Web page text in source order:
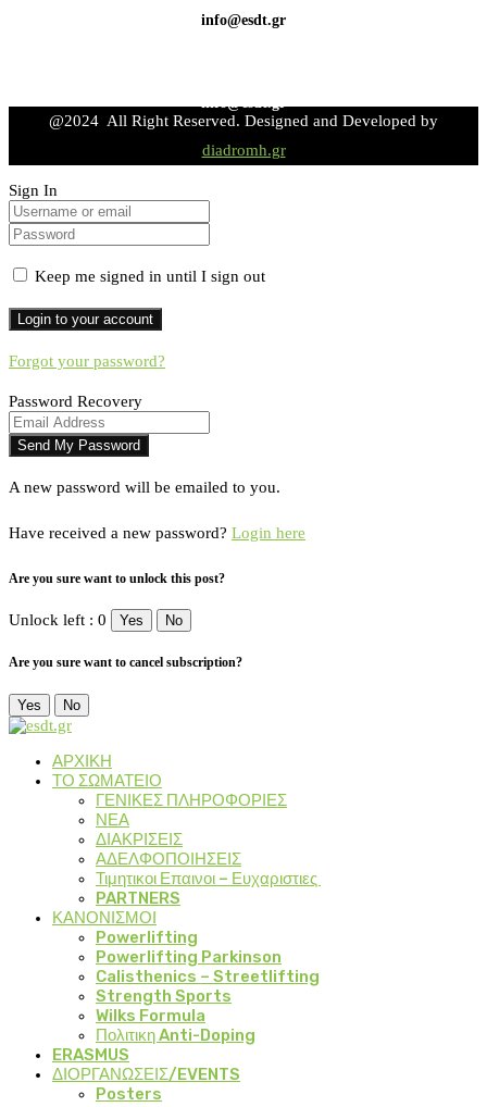
info@esdt.gr
info@esdt.gr
@2024 All Right Reserved. Designed and Developed by
diadromh.gr
Sign In
Keep me signed in until I sign out
Forgot your password?
Password Recovery
A new password will be emailed to you.
Have received a new password? Login here
Are you sure want to unlock this post?
Unlock left : 0 Yes No
Are you sure want to cancel subscription?
Yes No
ΑΡΧΙΚΗ
ΤΟ ΣΩΜΑΤΕΙΟ
ΓΕΝΙΚΕΣ ΠΛΗΡΟΦΟΡΙΕΣ
ΝΕΑ
ΔΙΑΚΡΙΣΕΙΣ
ΑΔΕΛΦΟΠΟΙΗΣΕΙΣ
Τιμητικοι Επαινοι – Ευχαριστιες
PARTNERS
ΚΑΝΟΝΙΣΜΟΙ
Powerlifting
Powerlifting Parkinson
Calisthenics – Streetlifting
Strength Sports
Wilks Formula
Πολιτικη Anti-Doping
ERASMUS
ΔΙΟΡΓΑΝΩΣΕΙΣ/EVENTS
Posters